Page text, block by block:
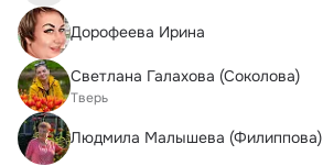
Дорофеева Ирина
Светлана Галахова (Соколова)
Тверь
Людмила Малышева (Филиппова)